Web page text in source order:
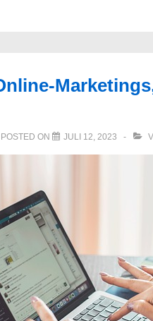
POSTED ON JULI 12, 2023